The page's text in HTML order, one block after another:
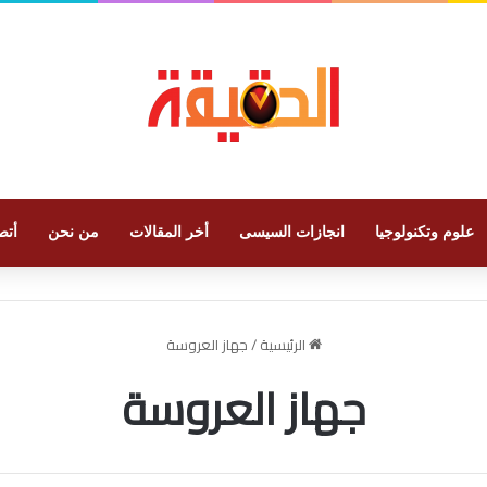
علوم وتكنولوجيا انجازات السيسى أخر المقالات من نحن
الرئيسية/جهاز العروسة
جهاز العروسة